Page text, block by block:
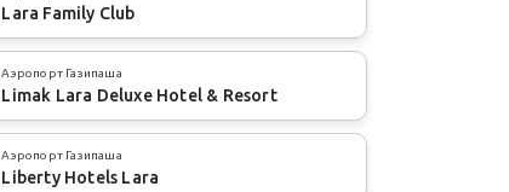
Lara Family Club
Аэропорт Газипаша
Limak Lara Deluxe Hotel & Resort
Аэропорт Газипаша
Liberty Hotels Lara